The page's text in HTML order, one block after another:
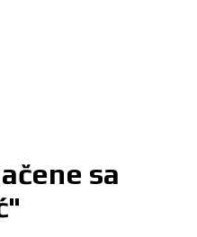
sa